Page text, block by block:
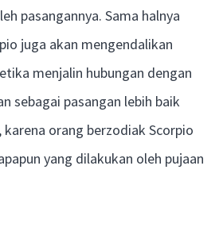
pasangannya. Sama halnya
juga akan mengendalikan
menjalin hubungan dengan
sebagai pasangan lebih baik
orang berzodiak Scorpio
yang dilakukan oleh pujaan